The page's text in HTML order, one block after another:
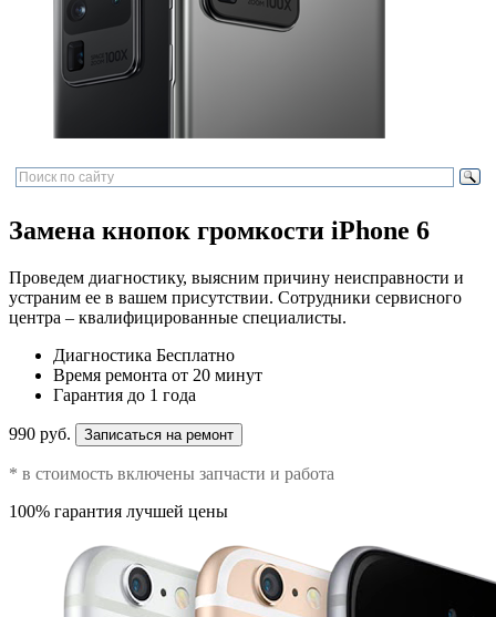
Замена кнопок громкости iPhone 6
Проведем диагностику, выясним причину неисправности и
устраним ее в вашем присутствии. Сотрудники сервисного
центра – квалифицированные специалисты.
Диагностика Бесплатно
Время ремонта от 20 минут
Гарантия до 1 года
990 руб. Записаться на ремонт
* в стоимость включены запчасти и работа
100% гарантия лучшей цены